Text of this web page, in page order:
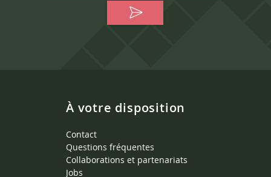
À votre disposition
Contact
Questions fréquentes
Collaborations et partenariats
Jobs